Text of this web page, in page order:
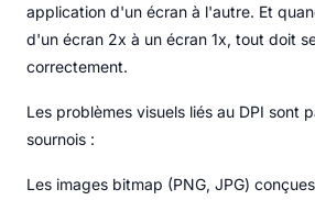
application d'un écran à l'autre. Et
d'un écran 2x à un écran 1x, tout doit
correctement.
Les problèmes visuels liés au DPI sont
sournois :
Les images bitmap (PNG, JPG)